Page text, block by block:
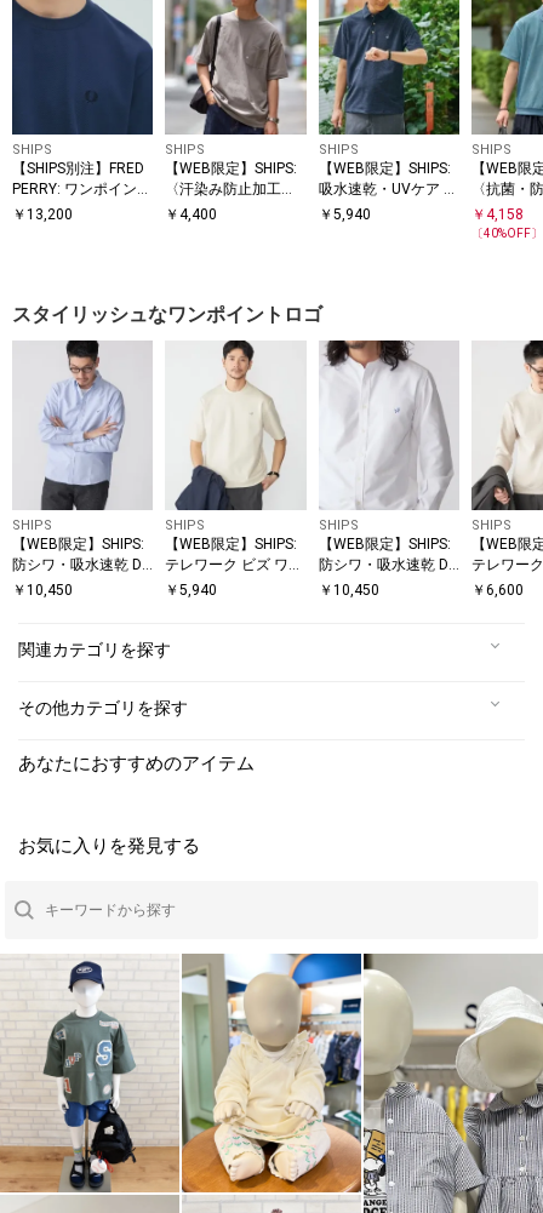
SHIPS
【SHIPS別注】FRED
PERRY: ワンポイント
ロゴ ピケ Tシャツ 26
￥ 13,200
SHIPS
【WEB限定】SHIPS:
〈汗染み防止加工〉
ワンポイントロゴ ビ
￥4,400
SHIPS
【WEB限定】SHIPS:
吸水速乾・UVケア Dr
ymix（R）ワンポイ
￥ 5,940
SHIPS
【WEB限
〈抗菌・
ポイント
アイ 半袖
￥4,158
〔40%OFF〕
スタイリッシュなワンポイントロゴ
SHIPS
【WEB限定】SHIPS:
防シワ・吸水速乾 Dr
ymix(R) ワンポイン
￥ 10,450
SHIPS
【WEB限定】SHIPS:
テレワーク ビズ ワン
ポイントロゴ ポンチ
￥5,940
SHIPS
【WEB限定】SHIPS:
防シワ・吸水速乾 Dr
ymix(R) ワンポイン
￥ 10,450
SHIPS
【WEB限
テレワー
ポイント
￥6,600
関連カテゴリを探す
その他カテゴリを探す
あなたにおすすめのアイテム
お気に入りを発見する